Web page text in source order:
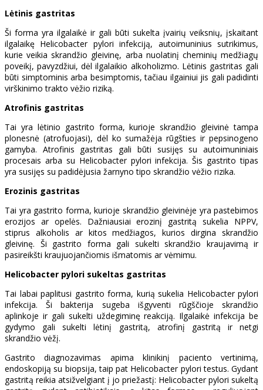
Lėtinis gastritas
Ši forma yra ilgalaikė ir gali būti sukelta įvairių veiksnių, įskaitant
ilgalaikę Helicobacter pylori infekciją, autoimuninius sutrikimus,
kurie veikia skrandžio gleivinę, arba nuolatinį cheminių medžiagų
poveikį, pavyzdžiui, dėl ilgalaikio alkoholizmo. Lėtinis gastritas gali
būti simptominis arba besimptomis, tačiau ilgainiui jis gali padidinti
virškinimo trakto vėžio riziką.
Atrofinis gastritas
Tai yra lėtinio gastrito forma, kurioje skrandžio gleivinė tampa
plonesnė (atrofuojasi), dėl ko sumažėja rūgšties ir pepsinogeno
gamyba. Atrofinis gastritas gali būti susijęs su autoimuniniais
procesais arba su Helicobacter pylori infekcija. Šis gastrito tipas
yra susijęs su padidėjusia žarnyno tipo skrandžio vėžio rizika.
Erozinis gastritas
Tai yra gastrito forma, kurioje skrandžio gleivinėje yra pastebimos
erozijos ar opelės. Dažniausiai erozinį gastritą sukelia NPPV,
stiprus alkoholis ar kitos medžiagos, kurios dirgina skrandžio
gleivinę. Ši gastrito forma gali sukelti skrandžio kraujavimą ir
pasireikšti kraujuojančiomis išmatomis ar vėmimu.
Helicobacter pylori sukeltas gastritas
Tai labai paplitusi gastrito forma, kurią sukelia Helicobacter pylori
infekcija. Ši bakterija sugeba išgyventi rūgščioje skrandžio
aplinkoje ir gali sukelti uždegiminę reakciją. Ilgalaikė infekcija be
gydymo gali sukelti lėtinį gastritą, atrofinį gastritą ir netgi
skrandžio vėžį.
Gastrito diagnozavimas apima klinikinį paciento vertinimą,
endoskopiją su biopsija, taip pat Helicobacter pylori testus. Gydant
gastritą reikia atsižvelgiant į jo priežastį: Helicobacter pylori sukeltą